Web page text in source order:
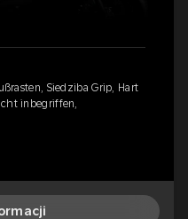
Siedziba Grip, Hart
inbegriffen,